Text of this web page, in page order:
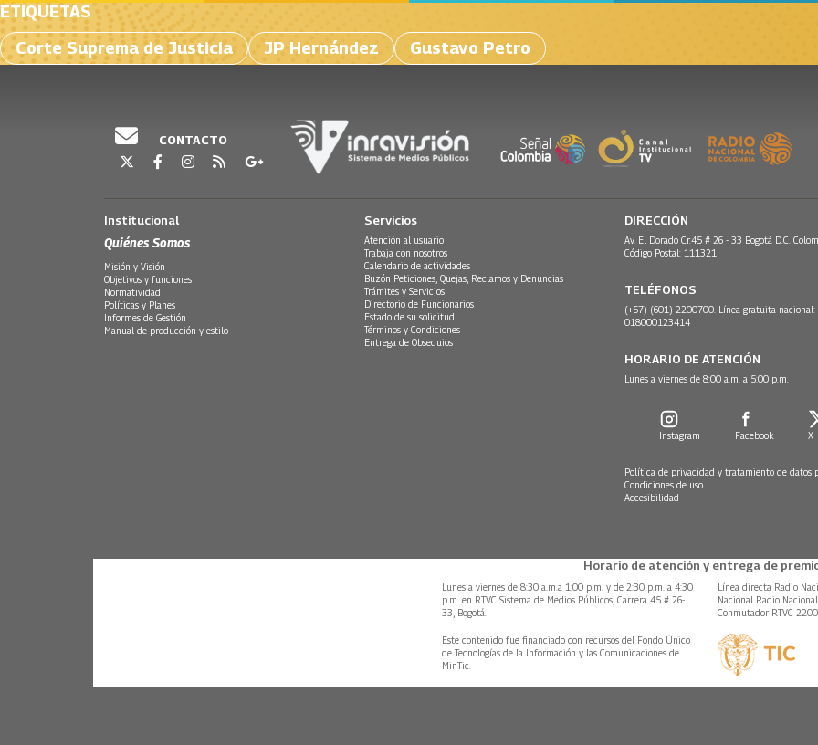
ETIQUETAS
Corte Suprema de Justicia
JP Hernández Gustavo Petro
CONTACTO
Institucional
Quiénes Somos
Misión y Visión
Objetivos y funciones
Normatividad
Políticas y Planes
Informes de Gestión
Manual de producción y estilo
Servicios
Atención al usuario
Trabaja con nosotros
Calendario de actividades
Buzón Peticiones, Quejas, Reclamos y Denuncias
Trámites y Servicios
Directorio de Funcionarios
Estado de su solicitud
Términos y Condiciones
Entrega de Obsequios
DIRECCIÓN
Av. El Dorado Cr.45 # 26 - 33 Bogotá D.C.
Código Postal: 111321
TELÉFONOS
(+57) (601) 2200700. Línea gratuita nacional:
018000123414
HORARIO DE ATENCIÓN
Lunes a viernes de 8:00 a.m. a 5:00 p.m.
Instagram Facebook X
Política de privacidad y tratamiento de datos
Condiciones de uso
Accesibilidad
Horario de atención y entrega de
Lunes a viernes de 8:30 a.m.a 1:00 p.m. y de 2:30 p.m. a 4:30
p.m. en RTVC Sistema de Medios Públicos, Carrera 45 # 26-
33, Bogotá.
Línea directa Radio
Nacional Radio
Conmutador RTVC
Este contenido fue financiado con recursos del Fondo Único
de Tecnologías de la Información y las Comunicaciones de
MinTic.